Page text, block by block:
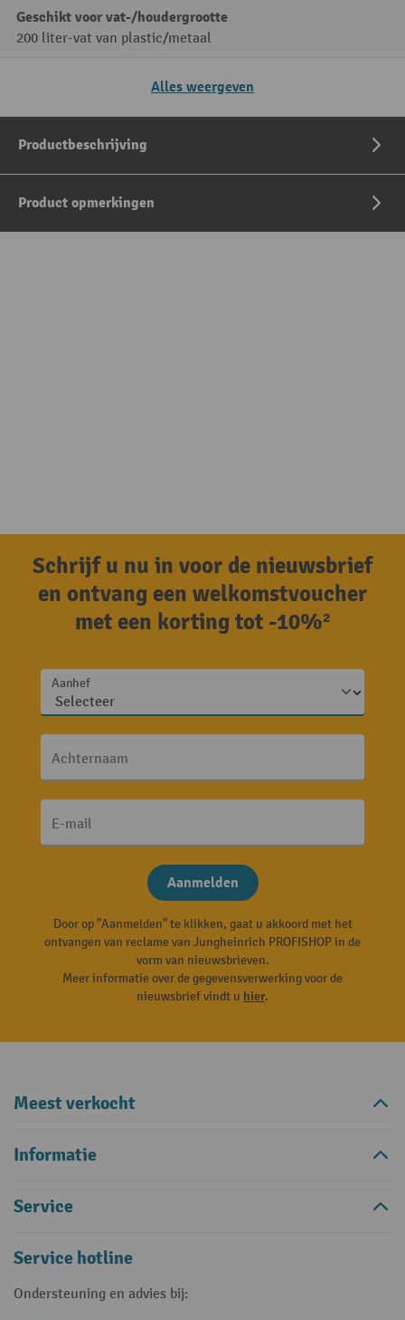
Geschikt voor vat-/houdergrootte
200 liter-vat van plastic/metaal
Alles weergeven
Productbeschrijving
Product opmerkingen
Schrijf u nu in voor de nieuwsbrief
en ontvang een welkomstvoucher
met een korting tot -10%²
Aanhef
Achternaam
E-mail
Aanmelden
Door op "Aanmelden" te klikken, gaat u akkoord met het
ontvangen van reclame van Jungheinrich PROFISHOP in de
vorm van nieuwsbrieven.
Meer informatie over de gegevensverwerking voor de
nieuwsbrief vindt u hier.
Meest verkocht
Informatie
Service
Service hotline
Ondersteuning en advies bij: